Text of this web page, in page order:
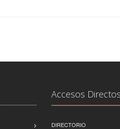
Accesos Directos
DIRECTORIO